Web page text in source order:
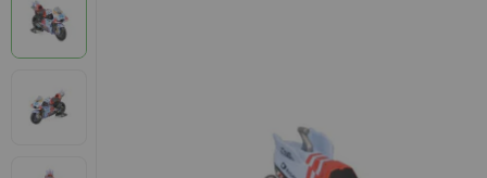
към
края
на
изображенията